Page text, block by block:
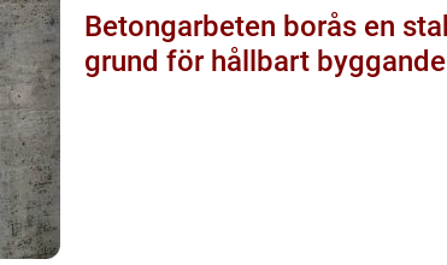
Betongarbeten borås en stabil
grund för hållbart byggande